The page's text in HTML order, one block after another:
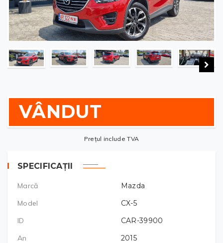
VÂNDUT
Prețul include TVA
SPECIFICAȚII
Marcă
Mazda
Model
CX-5
ID
CAR-39900
An
2015